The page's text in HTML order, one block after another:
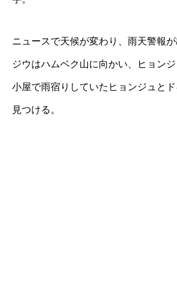
ニュースで天候が変わり、雨天警報が
ジウはハムベク山に向かい、ヒョン
小屋で雨宿りしていたヒョンジュと
見つける。